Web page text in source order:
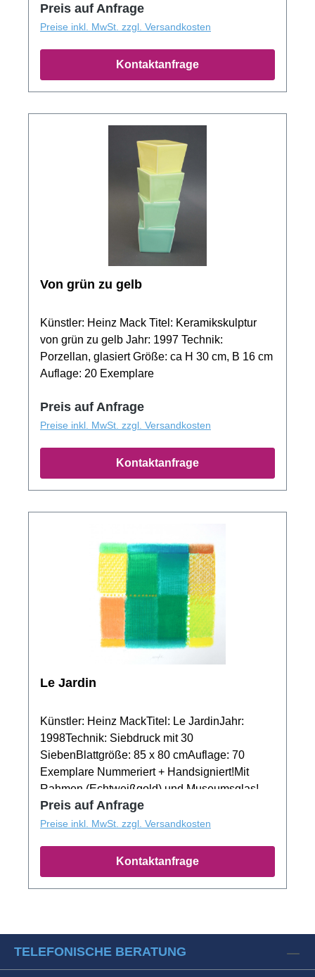
Preis auf Anfrage
Preise inkl. MwSt. zzgl. Versandkosten
Kontaktanfrage
Von grün zu gelb
Künstler: Heinz Mack Titel: Keramikskulptur
von grün zu gelb Jahr: 1997 Technik:
Porzellan, glasiert Größe: ca H 30 cm, B 16 cm
Auflage: 20 Exemplare
Preis auf Anfrage
Preise inkl. MwSt. zzgl. Versandkosten
Kontaktanfrage
Le Jardin
Künstler: Heinz MackTitel: Le JardinJahr:
1998Technik: Siebdruck mit 30
SiebenBlattgröße: 85 x 80 cmAuflage: 70
Exemplare Nummeriert + Handsigniert!Mit
Rahmen (Echtweißgold) und Museumsglas!
Preis auf Anfrage
Preise inkl. MwSt. zzgl. Versandkosten
Kontaktanfrage
TELEFONISCHE BERATUNG